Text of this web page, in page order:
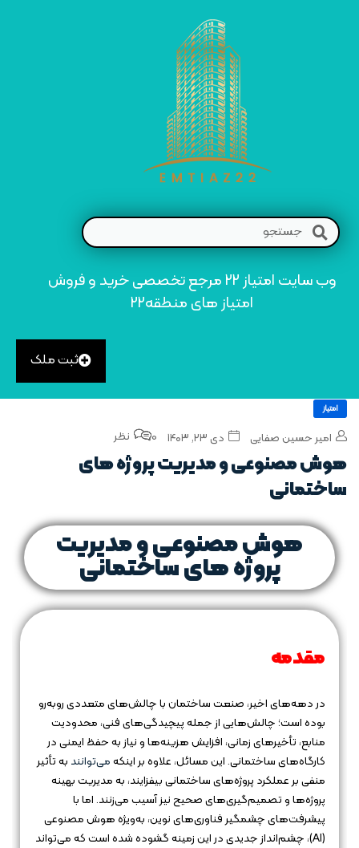
وب سایت امتیاز 22 مرجع تخصصی خرید و فروش
امتیاز های منطقه22
ثبت ملک
امتیاز
امیر حسین صفایی دی ۲۳, ۱۴۰۳ 0 نظر
هوش مصنوعی و مدیریت پروژه‌ های
ساختمانی
هوش مصنوعی و مدیریت
پروژه‌ های ساختمانی
مقدمه
در دهه‌های اخیر، صنعت ساختمان با چالش‌های متعددی روبه‌رو
بوده است؛ چالش‌هایی از جمله پیچیدگی‌های فنی، محدودیت
منابع، تأخیرهای زمانی، افزایش هزینه‌ها و نیاز به حفظ ایمنی در
کارگاه‌های ساختمانی. این مسائل، علاوه بر اینکهمی‌توانند به تأثیر
منفی بر عملکرد پروژه‌های ساختمانی بیفزایند، به مدیریت بهینه
پروژه‌ها و تصمیم‌گیری‌های صحیح نیز آسیب می‌زنند. اما با
پیشرفت‌های چشمگیر فناوری‌های نوین، به‌ویژه هوش مصنوعی
(AI)، چشم‌انداز جدیدی در این زمینه گشوده شده است که می‌تواند